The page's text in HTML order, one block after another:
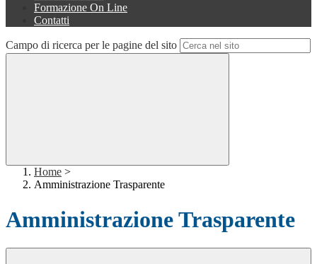
Formazione On Line
Contatti
Campo di ricerca per le pagine del sito
Home >
Amministrazione Trasparente
Amministrazione Trasparente